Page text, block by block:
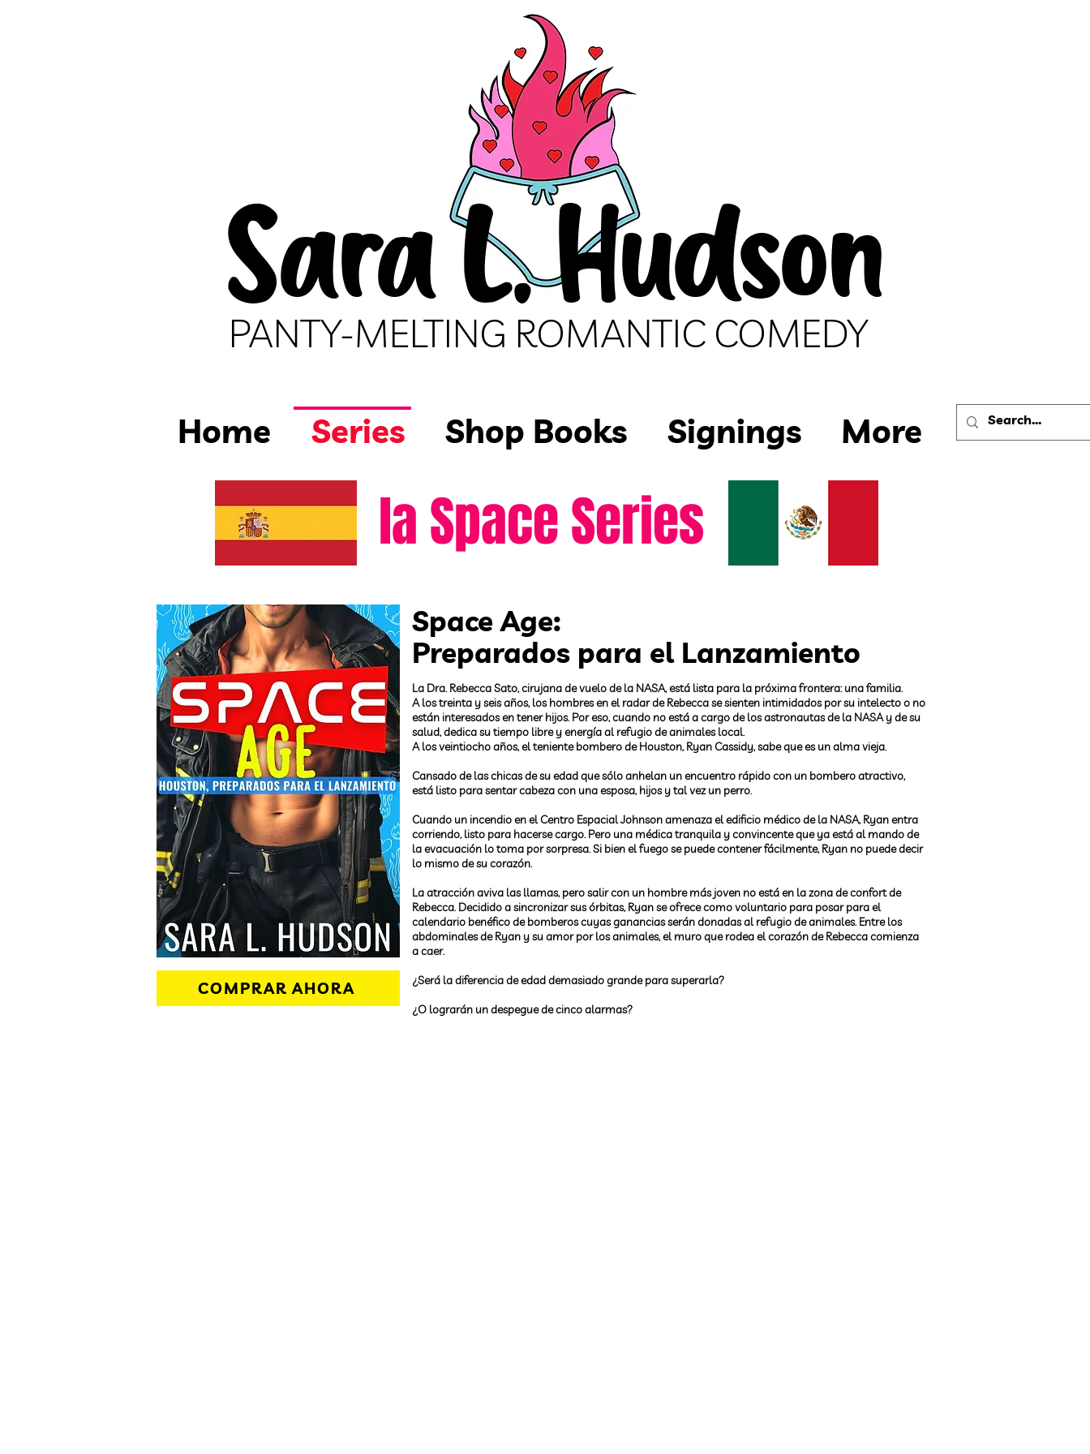
Sara L. Hudson
PANTY-MELTING ROMANTIC COMEDY
Home Series Shop Books Signings More
la Space Series
COMPRAR AHORA
Space Age:
Preparados para el Lanzamiento
La Dra. Rebecca Sato, cirujana de vuelo de la NASA, está lista para la próxima frontera: una familia.
A los treinta y seis años, los hombres en el radar de Rebecca se sienten intimidados por su intelecto o no
están interesados en tener hijos. Por eso, cuando no está a cargo de los astronautas de la NASA y de su
salud, dedica su tiempo libre y energía al refugio de animales local.
A los veintiocho años, el teniente bombero de Houston, Ryan Cassidy, sabe que es un alma vieja.
Cansado de las chicas de su edad que sólo anhelan un encuentro rápido con un bombero atractivo,
está listo para sentar cabeza con una esposa, hijos y tal vez un perro.
Cuando un incendio en el Centro Espacial Johnson amenaza el edificio médico de la NASA, Ryan entra
corriendo, listo para hacerse cargo. Pero una médica tranquila y convincente que ya está al mando de
la evacuación lo toma por sorpresa. Si bien el fuego se puede contener fácilmente, Ryan no puede decir
lo mismo de su corazón.
La atracción aviva las llamas, pero salir con un hombre más joven no está en la zona de confort de
Rebecca. Decidido a sincronizar sus órbitas, Ryan se ofrece como voluntario para posar para el
calendario benéfico de bomberos cuyas ganancias serán donadas al refugio de animales. Entre los
abdominales de Ryan y su amor por los animales, el muro que rodea el corazón de Rebecca comienza
a caer.
¿Será la diferencia de edad demasiado grande para superarla?
¿O lograrán un despegue de cinco alarmas?